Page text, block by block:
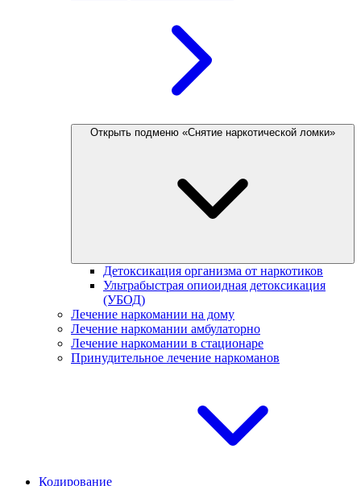
Открыть подменю «Снятие наркотической ломки»
Детоксикация организма от наркотиков
Ультрабыстрая опиоидная детоксикация
(УБОД)
Лечение наркомании на дому
Лечение наркомании амбулаторно
Лечение наркомании в стационаре
Принудительное лечение наркоманов
Кодирование